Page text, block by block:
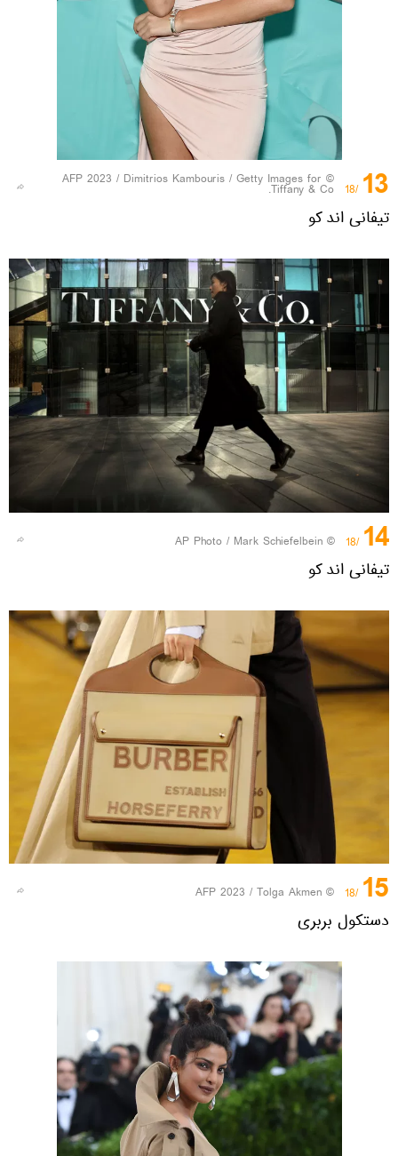
13
/18
© AFP 2023 / Dimitrios Kambouris / Getty Images for
Tiffany & Co.
تیفانی اند کو
14
/18
© AP Photo / Mark Schiefelbein
تیفانی اند کو
15
/18
© AFP 2023 / Tolga Akmen
دستکول بربری